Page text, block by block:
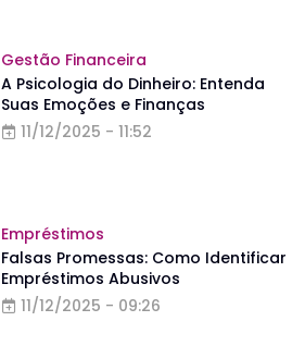
Gestão Financeira
A Psicologia do Dinheiro: Entenda
Suas Emoções e Finanças
11/12/2025 - 11:52
Empréstimos
Falsas Promessas: Como Identificar
Empréstimos Abusivos
11/12/2025 - 09:26